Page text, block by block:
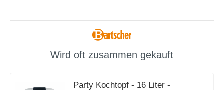
Wird oft zusammen gekauft
Party Kochtopf - 16 Liter -